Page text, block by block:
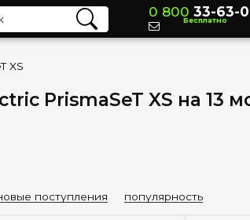
PrismaSeT XS на 13
поступления популярность
0 800 33-63-
Бесплатно
XS